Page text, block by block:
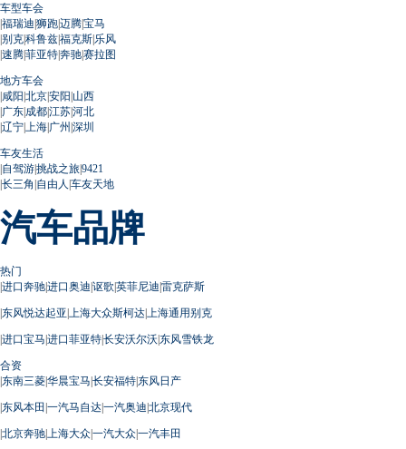
车型车会
|福瑞迪|狮跑|迈腾|宝马
|别克|科鲁兹|福克斯|乐风
|速腾|菲亚特|奔驰|赛拉图
地方车会
|咸阳|北京|安阳|山西
|广东|成都|江苏|河北
|辽宁| 上海|广州 |深圳
车友生活
|自驾游|挑战之旅|9421
|长三角 |自由人 |车友天地
汽车品牌
热门
|进口奔驰|进口奥迪|讴歌|英菲尼迪|雷克萨斯
|东风悦达起亚| 上海大众斯柯达| 上海通用别克
|进口宝马|进口菲亚特|长安沃尔沃|东风雪铁龙
合资
|东南三菱|华晨宝马|长安福特|东风日产
|东风本田 |一汽马自达|一汽奥迪|北京现代
|北京奔驰| 上海大众|一汽大众|一汽丰田